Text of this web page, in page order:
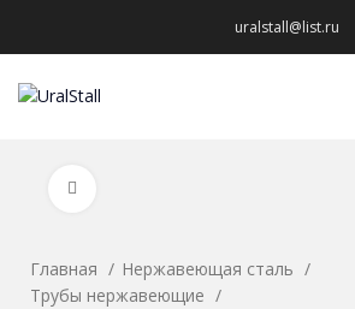
uralstall@list.ru
Главная
Нержавеющая сталь
Трубы нержавеющие